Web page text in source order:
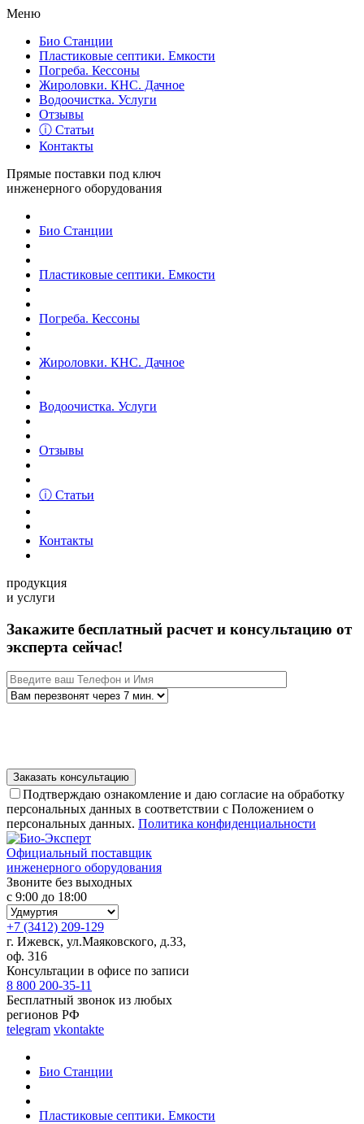
Меню
Био Станции
Пластиковые септики. Емкости
Погреба. Кессоны
Жироловки. КНС. Дачное
Водоочистка. Услуги
Отзывы
ⓘ Статьи
Контакты
Прямые поставки под ключ
инженерного оборудования
Био Станции
Пластиковые септики. Емкости
Погреба. Кессоны
Жироловки. КНС. Дачное
Водоочистка. Услуги
Отзывы
ⓘ Статьи
Контакты
продукция
и услуги
Закажите бесплатный расчет и консультацию от
эксперта сейчас!
Подтверждаю ознакомление и даю согласие на обработку
персональных данных в соответствии с Положением о
персональных данных. Политика конфиденциальности
Официальный поставщик
инженерного оборудования
Звоните без выходных
с 9:00 до 18:00
+7 (3412) 209-129
г. Ижевск, ул.Маяковского, д.33,
оф. 316
Консультации в офисе по записи
8 800 200-35-11
Бесплатный звонок из любых
регионов РФ
telegram vkontakte
Био Станции
Пластиковые септики. Емкости